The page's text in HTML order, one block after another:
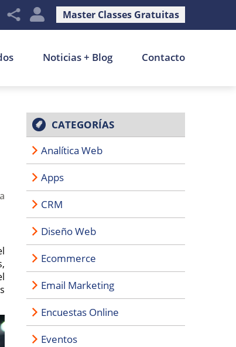
Master Classes Gratuitas
Noticias + Blog Contacto
CATEGORÍAS
Analítica Web
Apps
CRM
Diseño Web
Ecommerce
Email Marketing
Encuestas Online
Eventos